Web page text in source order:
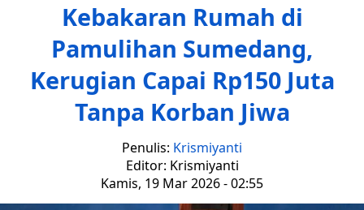
Kebakaran Rumah di
Pamulihan Sumedang,
Kerugian Capai Rp150 Juta
Tanpa Korban Jiwa
Penulis: Krismiyanti
Editor: Krismiyanti
Kamis, 19 Mar 2026 - 02:55